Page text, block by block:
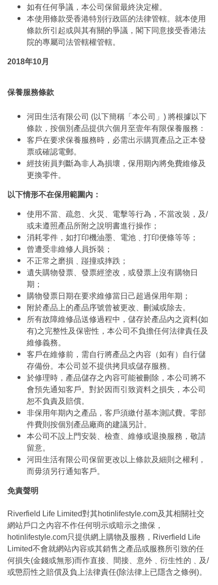
如有任何爭議，本公司保留最終決定權。
本使用條款受香港特別行政區的法律管轄。就本使用
條款所引起或與其有關的爭議，閣下同意接受香港法
院的專屬司法管轄權管轄。
2018年10月
保養服務條款
河田生活有限公司 (以下簡稱「本公司」) 將根據以下
條款，按個別產品提供六個月至壹年有限保養服務：
客戶在要求保養服務時，必需出示購買產品之正本發
票或確認電郵。
經技術員判斷為非人為損壞，保用期內將免費維修及
更換零件。
以下情形不在保用範圍內：
使用不當、疏忽、火災、電擊等行為，不當改裝，及/
或未遵照產品所附之說明書進行操作；
消耗零件，如打印機油墨、電池﹑打印便條等等；
曾遭受非維修人員拆裝；
不正常之磨損﹑踫撞或摔跌；
遺失購物發票、發票經塗改，或發票上沒有購物日
期；
購物發票日期在要求維修當日己超過保用年期；
附於產品上的產品序號曾被更改、刪減或除去。
所有故障維修品送修過程中，儲存於產品內之資料(如
有)之完整性及保密性，本公司不負擔任何法律責任及
維修義務。
客戶在維修前，需自行將產品之內容（如有）自行儲
存備份。本公司並不提供拷貝或儲存服務。
於修理時，產品儲存之內容可能被刪除，本公司將不
會預先通知客戶。對於因而引致資料之損失，本公司
恕不負責及賠償。
非保用年期內之產品，客戶須繳付基本測試費。零部
件費則按個別產品廠商的建議另計。
本公司不設上門安裝、檢查、維修或退換服務，敬請
留意。
河田生活有限公司保留更改以上條款及細則之權利，
而毋須另行通知客戶。
免責聲明
Riverfield Life Limited對其hotinlifestyle.com及其相關社交
網站戶口之內容不作任何明示或暗示之擔保，
hotinlifestyle.com只提供網上購物及服務，Riverfield Life
Limited不會就網站內容或其銷售之產品或服務所引致的任
何損失(金錢或無形)而作直接、間接、意外﹑衍生性的﹑及/
或懲罰性之賠償及負上法律責任(除法律上已隱含之條例)。